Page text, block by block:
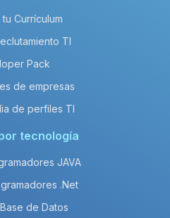
Currículum
TI
Pack
de empresas
de perfiles TI
tecnología
JAVA
.Net
de Datos